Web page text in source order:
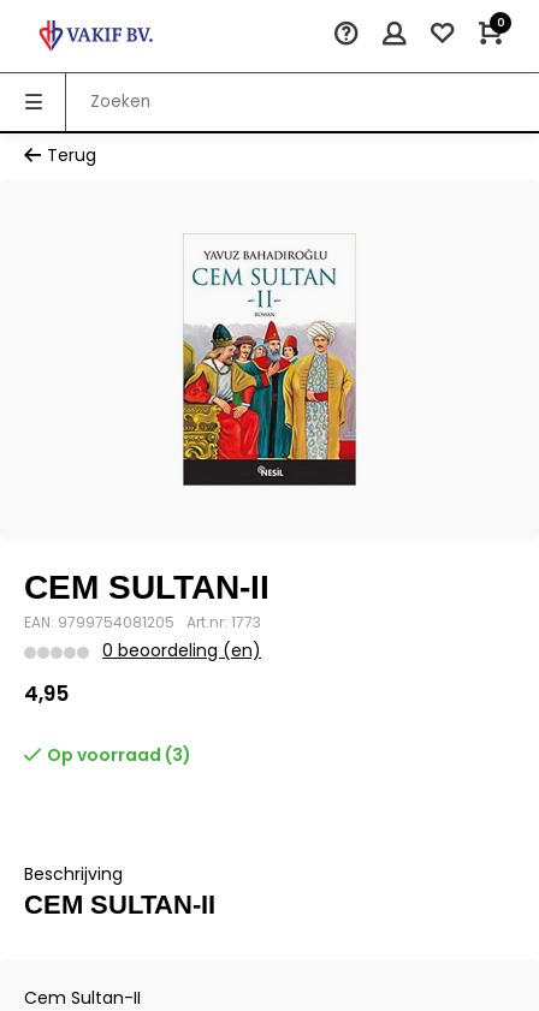
0
Terug
CEM SULTAN-II
EAN: 9799754081205 Art.nr: 1773
0 beoordeling (en)
4,95
Op voorraad (3)
Beschrijving
CEM SULTAN-II
Cem Sultan-II